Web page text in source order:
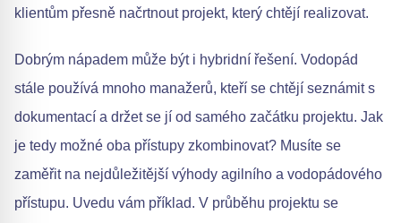
klientům přesně načrtnout projekt, který chtějí realizovat.
Dobrým nápadem může být i hybridní řešení. Vodopád
stále používá mnoho manažerů, kteří se chtějí seznámit s
dokumentací a držet se jí od samého začátku projektu. Jak
je tedy možné oba přístupy zkombinovat? Musíte se
zaměřit na nejdůležitější výhody agilního a vodopádového
přístupu. Uvedu vám příklad. V průběhu projektu se